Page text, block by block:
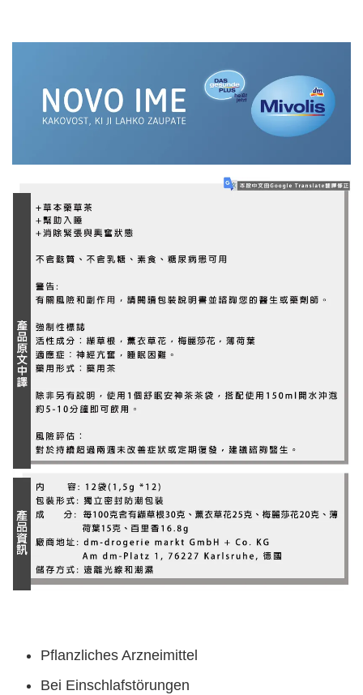
Pflanzliches Arzneimittel
Bei Einschlafstörungen